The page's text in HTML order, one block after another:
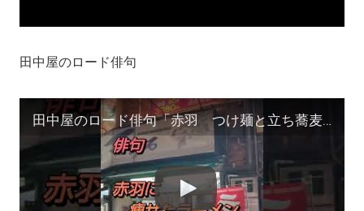
田中屋のロード俳句
田中屋のロード俳句「赤羽 つけ麺と立ち蕎麦屋のすーじーぐぁー」作/田中宏明 #shorts #短歌 #サイドカー #スナックラジオ